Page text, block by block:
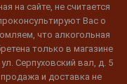
на сайте, не считается
Вас о
что алкогольная
только в магазине
Серпуховский вал, д. 5
и доставка не